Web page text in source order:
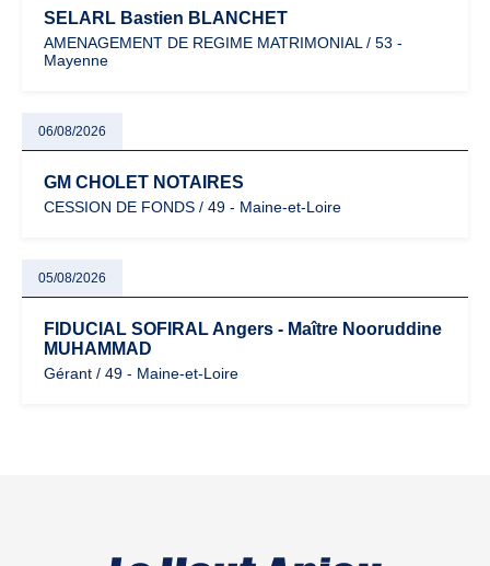
SELARL Bastien BLANCHET
AMENAGEMENT DE REGIME MATRIMONIAL / 53 -
Mayenne
06/08/2026
GM CHOLET NOTAIRES
CESSION DE FONDS / 49 - Maine-et-Loire
05/08/2026
FIDUCIAL SOFIRAL Angers - Maître Nooruddine
MUHAMMAD
Gérant / 49 - Maine-et-Loire